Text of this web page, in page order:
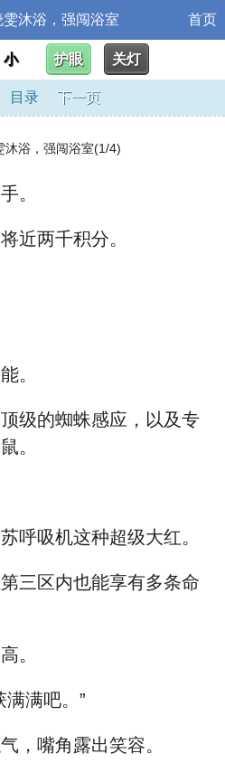
沐浴，强闯浴室 首页
小 护眼 关灯
目录 下一页
沐浴，强闯浴室(1/4)
。
近两千积分。
。
级的蜘蛛感应，以及专
。
呼吸机这种超级大红。
三区内也能享有多条命
。
满满吧。”
，嘴角露出笑容。